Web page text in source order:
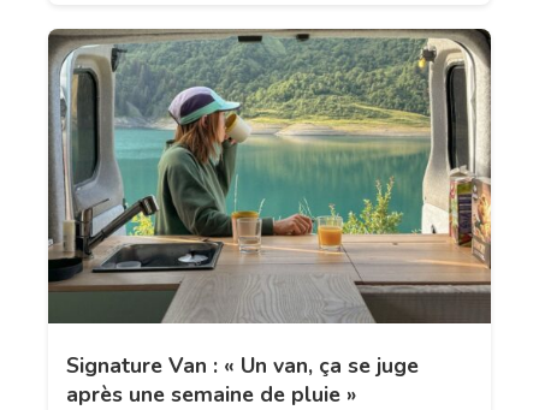
Signature Van : « Un van, ça se juge
après une semaine de pluie »